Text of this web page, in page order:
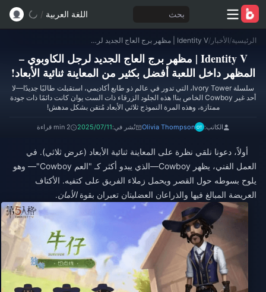
بحث اللغة العربية /
الرئيسية/الأخبار / Identity V | مظهر برج العاج الجديد لرجل الكاوبوي – المظهر داخل اللعبة أفضل بكثير من المعاينة ثنائية الأبعاد!
Identity V | مظهر برج العاج الجديد لرجل الكاوبوي –
المظهر داخل اللعبة أفضل بكثير من المعاينة ثنائية الأبعاد!
سلسلة Ivory Tower، التي تدور في عالم ذو طابع أكاديمي، استقبلت طالبًا جديدًا—لا
أحد غير Cowboy الخاص بنا! هذه الجلود الزرقاء ذات الست يوان كانت دائمًا ذات جودة
ممتازة، وهذه المرة النموذج ثلاثي الأبعاد مُتقن بشكل مدهش!
الكاتب: Olivia Thompson نُشر في:2025/07/11 2 min قراءة
أولاً، دعونا نلقي نظرة على المعاينة ثنائية الأبعاد (عرض ثلاثي). في
العمل الفني، يظهر Cowboy—الذي يبدو أكثر كـ "العم Cowboy"— وهو
يلوح بسوطه حول القصر ويحمل زملاء الفريق على كتفيه. الأكتاف
العريضة المبالغ فيها والذراعان العضليتان تعبران بقوةالأمان.